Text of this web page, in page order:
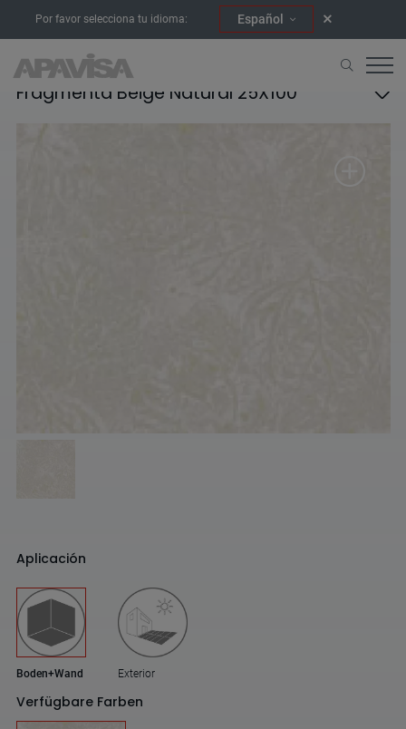
Por favor selecciona tu idioma: Español
Fragmenta Beige Natural 25X100
Aplicación
Boden+Wand Exterior
Verfügbare Farben